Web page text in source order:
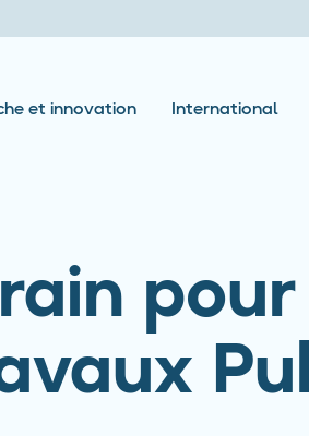
et innovation International